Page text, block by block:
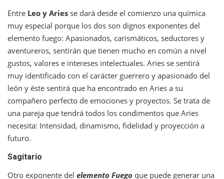
Entre Leo y Aries se dará desde el comienzo una química
muy especial porque los dos son dignos exponentes del
elemento fuego: Apasionados, carismáticos, seductores y
aventureros, sentirán que tienen mucho en común a nivel
gustos, valores e intereses intelectuales. Aries se sentirá
muy identificado con el carácter guerrero y apasionado del
león y éste sentirá que ha encontrado en Aries a su
compañero perfecto de emociones y proyectos. Se trata de
una pareja que tendrá todos los condimentos que Aries
necesita: Intensidad, dinamismo, fidelidad y proyección a
futuro.
Sagitario
Otro exponente del elemento Fuego que puede generar una